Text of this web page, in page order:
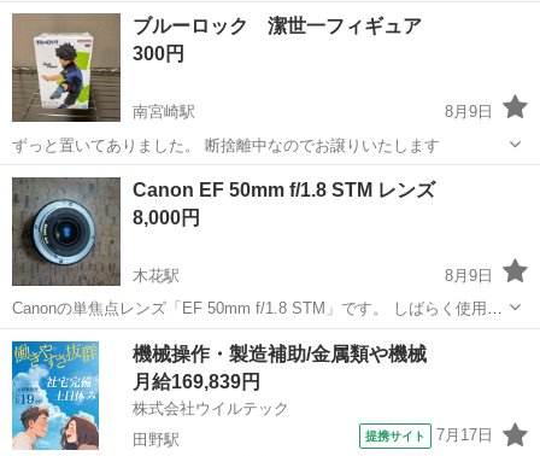
宮崎 宮崎市 おもちゃ
ブルーロック 潔世一フィギュア
300円
南宮崎駅
8月9日
ずっと置いてありました。 断捨離中なのでお譲りいたします
宮崎 宮崎市
Canon EF 50mm f/1.8 STM レンズ
8,000円
木花駅
8月9日
Canonの単焦点レンズ「EF 50mm f/1.8 STM」です。 しばらく使用し
ていたため、多少の使用感や細かな傷があります。 新品同様ではあり
ませんが、通常使用には問題なく、動作確認済みです。 ・Cano...
宮崎 宮崎市 木花駅 カメラ Canon
機械操作・製造補助/金属類や機械
月給169,839円
株式会社ウイルテック
田野駅
提携サイト 7月17日